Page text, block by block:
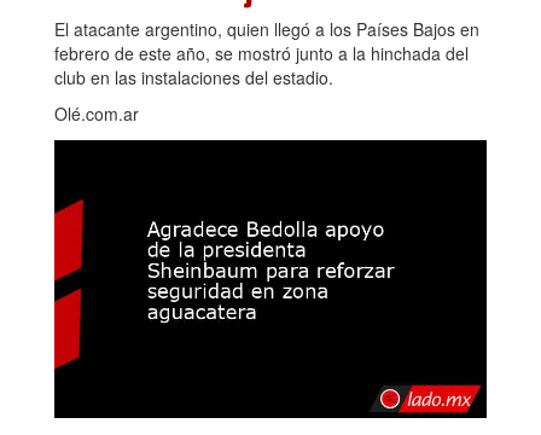
El atacante argentino, quien llegó a los Países Bajos en
febrero de este año, se mostró junto a la hinchada del
club en las instalaciones del estadio.
Olé.com.ar